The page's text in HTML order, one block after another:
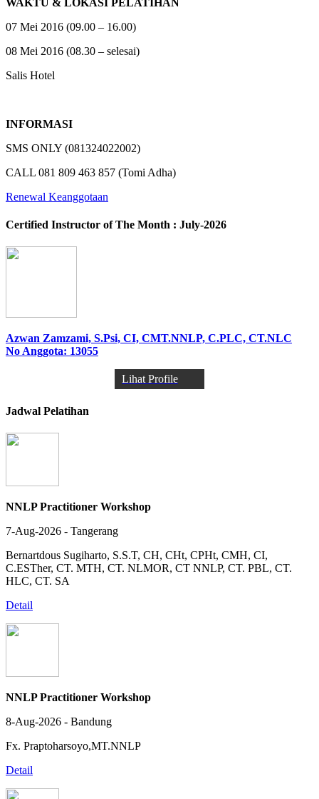
07 Mei 2016 (09.00 – 16.00)
08 Mei 2016 (08.30 – selesai)
Salis Hotel
INFORMASI
SMS ONLY (081324022002)
CALL 081 809 463 857 (Tomi Adha)
Renewal Keanggotaan
Certified Instructor of The Month : July-2026
Azwan Zamzami, S.Psi, CI, CMT.NNLP, C.PLC, CT.NLC
No Anggota: 13055
Lihat Profile
Jadwal Pelatihan
NNLP Practitioner Workshop
7-Aug-2026 - Tangerang
Bernartdous Sugiharto, S.S.T, CH, CHt, CPHt, CMH, CI,
C.ESTher, CT. MTH, CT. NLMOR, CT NNLP, CT. PBL, CT.
HLC, CT. SA
Detail
NNLP Practitioner Workshop
8-Aug-2026 - Bandung
Fx. Praptoharsoyo,MT.NNLP
Detail